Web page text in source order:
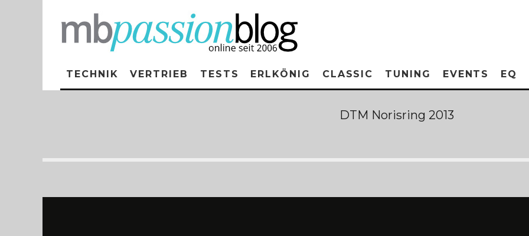
TECHNIK VERTRIEB TESTS ERLKÖNIG CLASSIC TUNING EVENTS EQ
DTM Norisring 2013